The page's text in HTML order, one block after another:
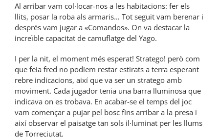
Al arribar vam col·locar-nos a les habitacions: fer els
llits, posar la roba als armaris… Tot seguit vam berenar i
després vam jugar a «Comandos». On va destacar la
increïble capacitat de camuflatge del Yago.
I per la nit, el moment més esperat! Stratego! però com
que feia fred no podíem restar estirats a terra esperant
rebre indicacions, així que va ser un stratego amb
moviment. Cada jugador tenia una barra lluminosa que
indicava on es trobava. En acabar-se el temps del joc
vam començar a pujar pel bosc fins arribar a la presa i
així observar el paisatge tan sols il·luminat per les llums
de Torreciutat.